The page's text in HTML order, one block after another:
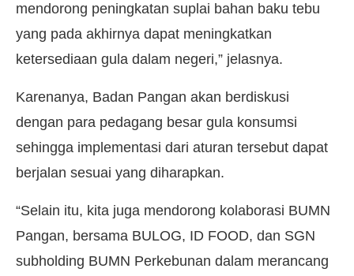
mendorong peningkatan suplai bahan baku tebu
yang pada akhirnya dapat meningkatkan
ketersediaan gula dalam negeri,” jelasnya.
Karenanya, Badan Pangan akan berdiskusi
dengan para pedagang besar gula konsumsi
sehingga implementasi dari aturan tersebut dapat
berjalan sesuai yang diharapkan.
“Selain itu, kita juga mendorong kolaborasi BUMN
Pangan, bersama BULOG, ID FOOD, dan SGN
subholding BUMN Perkebunan dalam merancang